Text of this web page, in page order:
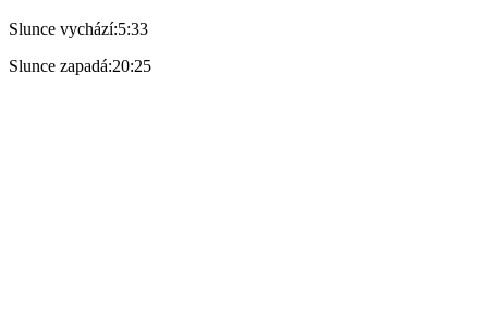
Slunce vychází:5:33
Slunce zapadá:20:25